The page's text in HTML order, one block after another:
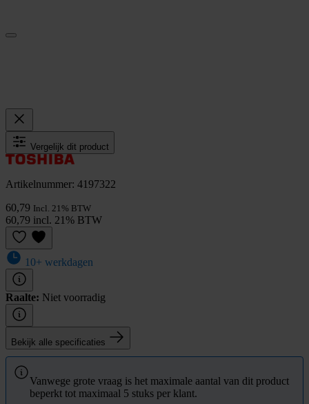
Vergelijk dit product
Artikelnummer: 4197322
60,79 Incl. 21% BTW
60,79 incl. 21% BTW
10+ werkdagen
Raalte: Niet voorradig
Bekijk alle specificaties
Vanwege grote vraag is het maximale aantal van dit product
beperkt tot maximaal 5 stuks per klant.